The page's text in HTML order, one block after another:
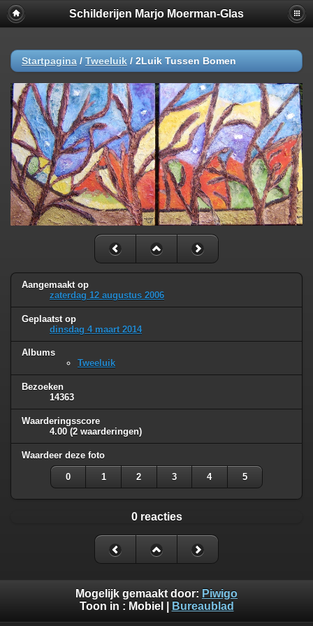
Schilderijen Marjo Moerman-Glas
Startpagina / Tweeluik / 2Luik Tussen Bomen
Aangemaakt op
zaterdag 12 augustus 2006
Geplaatst op
dinsdag 4 maart 2014
Albums
Tweeluik
Bezoeken
14363
Waarderingsscore
4.00 (2 waarderingen)
Waardeer deze foto
0 1 2 3 4 5
0 reacties
Mogelijk gemaakt door: Piwigo
Toon in : Mobiel Bureaublad